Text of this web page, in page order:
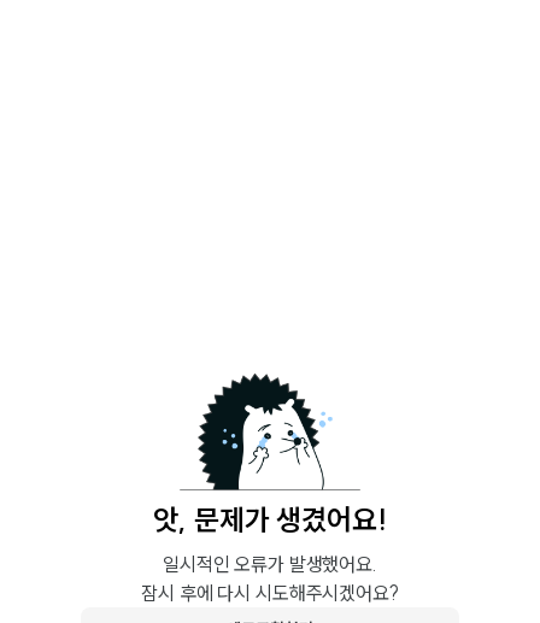
앗, 문제가 생겼어요!
일시적인 오류가 발생했어요.
잠시 후에 다시 시도해주시겠어요?